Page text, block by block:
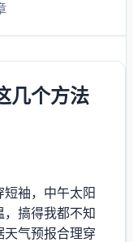
几个方法
袖，中午太阳
搞得我都不知
气预报合理穿